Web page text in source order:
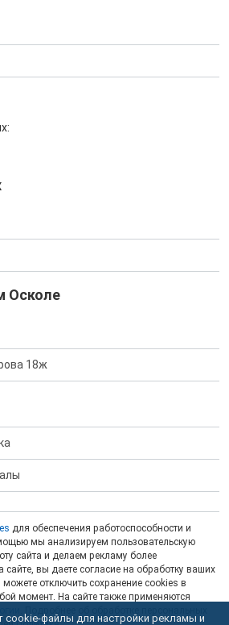
Осколе
18ж
для обеспечения работоспособности и
мы анализируем пользовательскую
сайта и делаем рекламу более
сайте, вы даете согласие на обработку ваших
отключить сохранение cookies в
момент. На сайте также применяются
cookie-файлы для настройки рекламы и